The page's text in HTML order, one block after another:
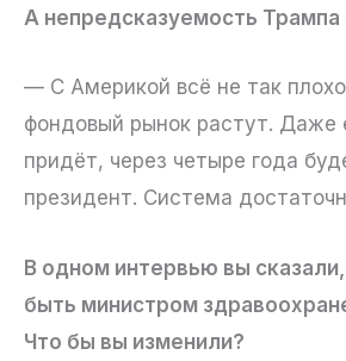
А непредсказуемость Трампа
— С Америкой всё не так
фондовый рынок растут. Даже
придёт, через четыре года
президент. Система
В одном интервью вы
быть министром
Что бы вы изменили?